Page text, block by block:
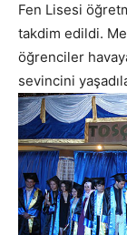
Fen Lisesi
takdim edildi.
öğrenciler
sevincini